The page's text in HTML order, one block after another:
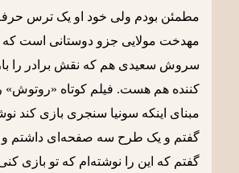
مطمئن بودم ولی خود او یک ترس
مهدخت مولایی جزو دوستانی است که
سروش سعیدی هم که نقش برادر را
کننده هم هست. فیلم کوتاه «روتوش»
مبنای اینکه سونیا سنجری بازی کند
گفتم و یک طرح سه صفحه‌ای داشتم و
گفتم که این را نوشته‌ام که تو بازی